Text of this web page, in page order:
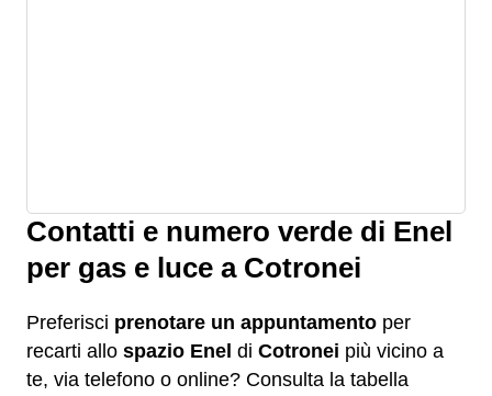
Contatti e numero verde di Enel
per gas e luce a Cotronei
Preferisci prenotare un appuntamento per
recarti allo spazio Enel di Cotronei più vicino a
te, via telefono o online? Consulta la tabella